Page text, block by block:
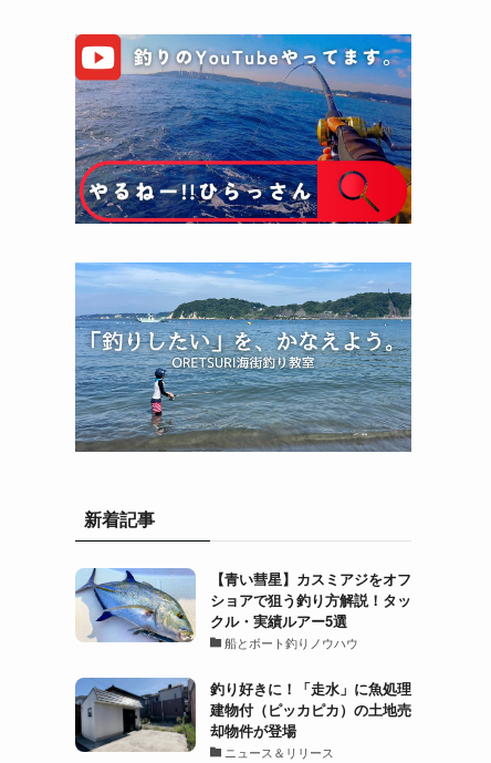
新着記事
【青い彗星】カスミアジをオフ
ショアで狙う釣り方解説！タッ
クル・実績ルアー5選
船とボート釣りノウハウ
釣り好きに！「走水」に魚処理
建物付（ピッカピカ）の土地売
却物件が登場
ニュース＆リリース